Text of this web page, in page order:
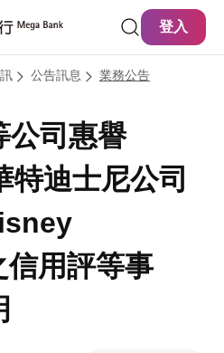
登入
公告訊息 業務公告
公司惠譽
迪士尼公司
用評等事